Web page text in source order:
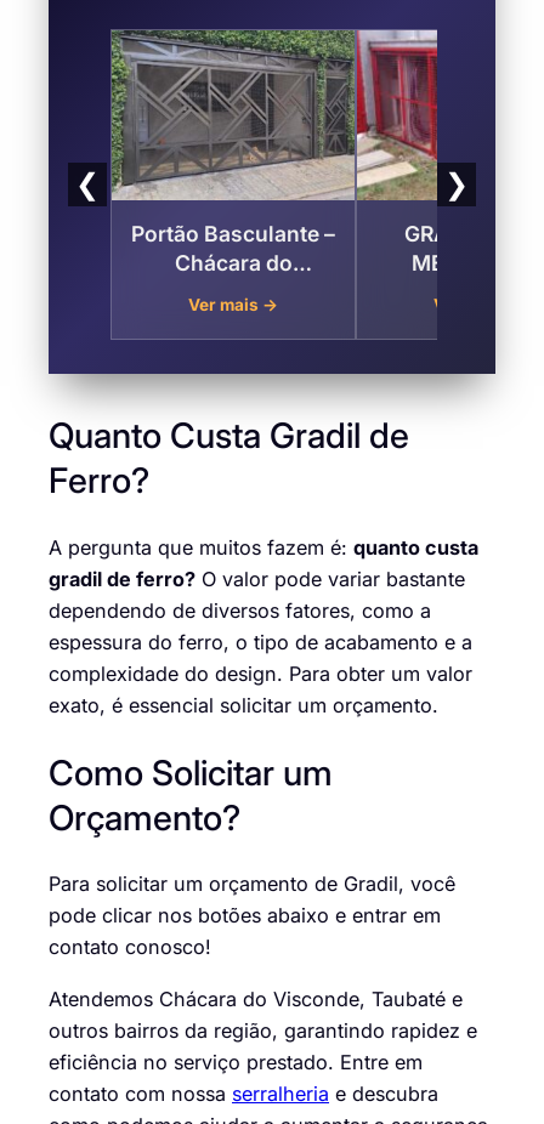
❮
Portão Basculante –
Chácara do
Visconde , Taubaté
Ver mais →
GRADES
MEDIDOR
Ver mais →
❯
Quanto Custa Gradil de
Ferro?
A pergunta que muitos fazem é: quanto custa
gradil de ferro? O valor pode variar bastante
dependendo de diversos fatores, como a
espessura do ferro, o tipo de acabamento e a
complexidade do design. Para obter um valor
exato, é essencial solicitar um orçamento.
Como Solicitar um
Orçamento?
Para solicitar um orçamento de Gradil, você
pode clicar nos botões abaixo e entrar em
contato conosco!
Atendemos Chácara do Visconde, Taubaté e
outros bairros da região, garantindo rapidez e
eficiência no serviço prestado. Entre em
contato com nossa serralheria e descubra